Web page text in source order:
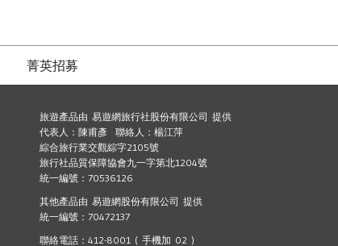
菁英招募
旅遊產品由 易遊網旅行社股份有限公司 提供
代表人：陳甫彥 聯絡人：楊江萍
綜合旅行業交觀綜字2105號
旅行社品質保障協會九一字第北1204號
統一編號：70536126
其他產品由 易遊網股份有限公司 提供
統一編號：70472137
聯絡電話：412-8001 ( 手機加 02 )